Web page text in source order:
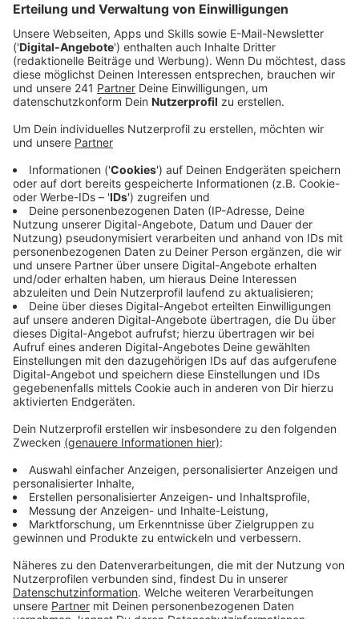
Anzeige
Nachdem auch wir bei RBRS die Beschreibung des
Phantombild. Das haben Spezialisten des
zwischen der S-Bahn-Endhaltestelle Bad Honnef und
der Alexander-von-Humboldt-Straße soll der
Unbekannte die Sechsjährige angesprochen haben. Er
hatte wohl schon die Hose geöffnet, als eine
Erwachsene einschritt. Wer den Mann auf dem
Phantombild erkennt, meldet sich bitte bei der Bonner
Polizei unter 15-0.
Beschreibung des Gesuchten:
Größe: ca. 160-170 cm
Scheinbares Alter: ca. 30
Bekleidung: schwarze Mütze, schwarze Jacke, Blue
Jeans
Körperliche Merkmale: herzförmiger Kopf
Mitgeführte Gegenstände: Schlüsselbund in der